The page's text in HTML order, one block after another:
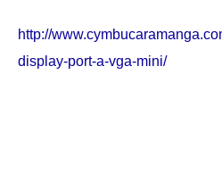
http://
display-port-a-vga-mini/